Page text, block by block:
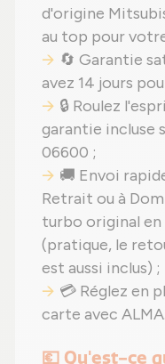
d'origine
au top pour
🔄 Garantie
avez 14 jours
🔒 Roulez
garantie incluse
06600 ;
🚚 Envoi
Retrait ou à
turbo original
(pratique, le
est aussi inclus) ;
💳 Réglez en
carte avec ALMA.
💶 Qu'est-ce